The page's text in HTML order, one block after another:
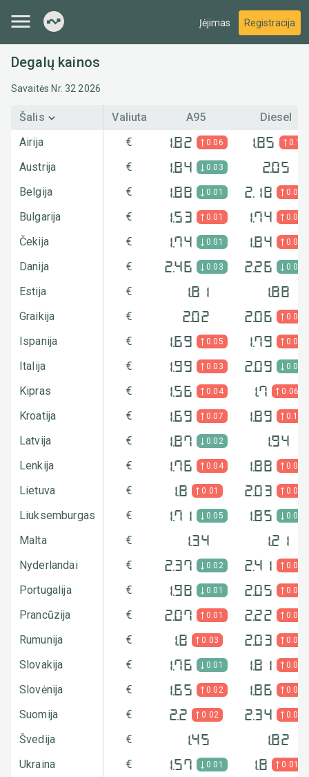
Įėjimas Registracija
Degalų kainos
Savaitės Nr. 32 2026
Šalis Valiuta A95
Diesel
Airija
€ 1.82 0.06 1.85 0.1
Austrija € 1.84 0.03 2.05
Belgija € 1.88 0.01 2.18 0.04
Bulgarija € 1.53 0.01 1.74 0.06
Čekija € 1.74 0.01 1.84 0.03
Danija € 2.46 0.03 2.26 0.03
Estija € 1.81 1.88
Graikija € 2.02 2.06 0.02
Ispanija € 1.69 0.05 1.79 0.07
Italija € 1.99 0.03 2.09 0.05
Kipras € 1.56 0.04 1.7 0.06
Kroatija € 1.69 0.07 1.89 0.12
Latvija € 1.87 0.02 1.94
Lenkija € 1.76 0.04 1.88 0.06
Lietuva € 1.8 0.01 2.03 0.03
Liuksemburgas € 1.71 0.05 1.85 0.04
Malta € 1.34 1.21
Nyderlandai € 2.37 0.02 2.41 0.02
Portugalija € 1.98 0.01 2.05 0.02
Prancūzija € 2.07 0.01 2.22 0.05
Rumunija € 1.8 0.03 2.03 0.03
Slovakija € 1.76 0.01 1.81 0.07
Slovėnija € 1.65 0.02 1.86 0.07
Suomija € 2.2 0.02 2.34 0.07
Švedija € 1.45 1.82
Ukraina € 1.57 0.01 1.8 0.01